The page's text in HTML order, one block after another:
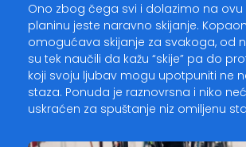
Ono zbog čega svi i dolazimo na ovu
planinu jeste naravno skijanje.
omogućava skijanje za svakoga, od
su tek naučili da kažu “skije” pa do
koji svoju ljubav mogu upotpuniti ne
staza. Ponuda je raznovrsna i niko
uskraćen za spuštanje niz omiljenu